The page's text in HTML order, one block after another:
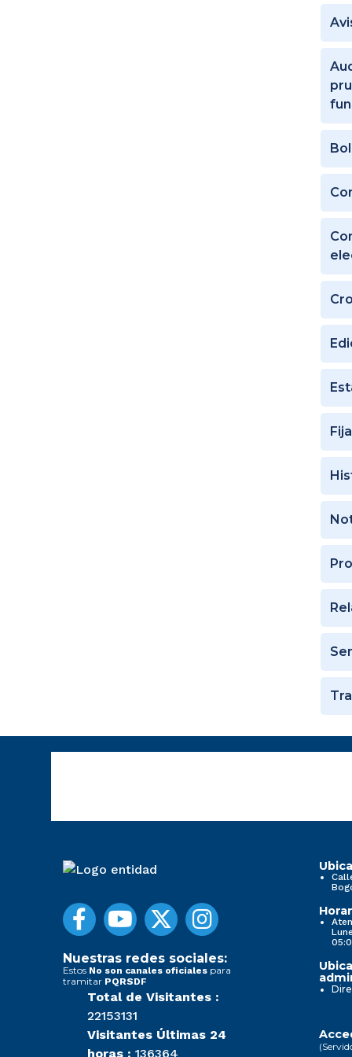
Nuestras redes sociales:
Estos No son canales oficiales para
tramitar PQRSDF
Total de Visitantes :
22153131
Visitantes Últimas 24
horas : 136364